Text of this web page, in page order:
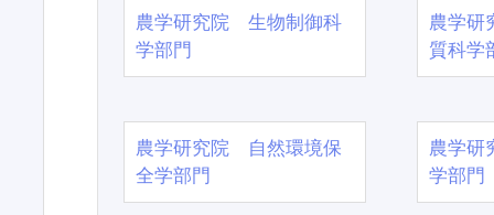
農学研究院 生物制御科
学部門
農学
質科学
農学研究院 自然環境保
全学部門
農学
学部門